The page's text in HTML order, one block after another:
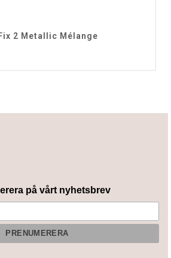
2 Metallic Mélange
på vårt nyhetsbrev